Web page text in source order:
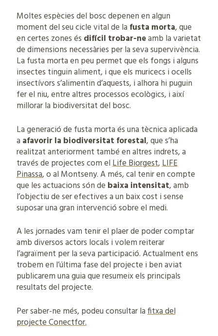
Moltes espècies del bosc depenen en algun
moment del seu cicle vital de la fusta morta, que
en certes zones és difícil trobar-neamb la varietat
de dimensions necessàries per la seva supervivència.
La fusta morta en peu permet que els fongs i alguns
insectes tinguin aliment, i que els muricecs i ocells
insectívors s’alimentin d’aquests, i alhora hi puguin
fer el niu, entre altres processos ecològics, i així
millorar la biodiversitat del bosc.
La generació de fusta morta és una tècnica aplicada
a afavorir la biodiversitat forestal, que s’ha
realitzat anteriorment també en altres indrets, a
través de projectes com elLife Biorgest,LIFE
Pinassa, o al Montseny. A més, cal tenir en compte
que les actuacions són de baixa intensitat, amb
l’objectiu de ser efectives a un baix cost i sense
suposar una gran intervenció sobre el medi.
A les jornades vam tenir el plaer de poder comptar
amb diversos actors locals i volem reiterar
l’agraïment per la seva participació. Actualment ens
trobem en l’última fase del projecte i ben aviat
publicarem una guia que resumeix els principals
resultats del projecte.
Per saber-ne més, podeu consultar lafitxa del
projecte Conectfor.